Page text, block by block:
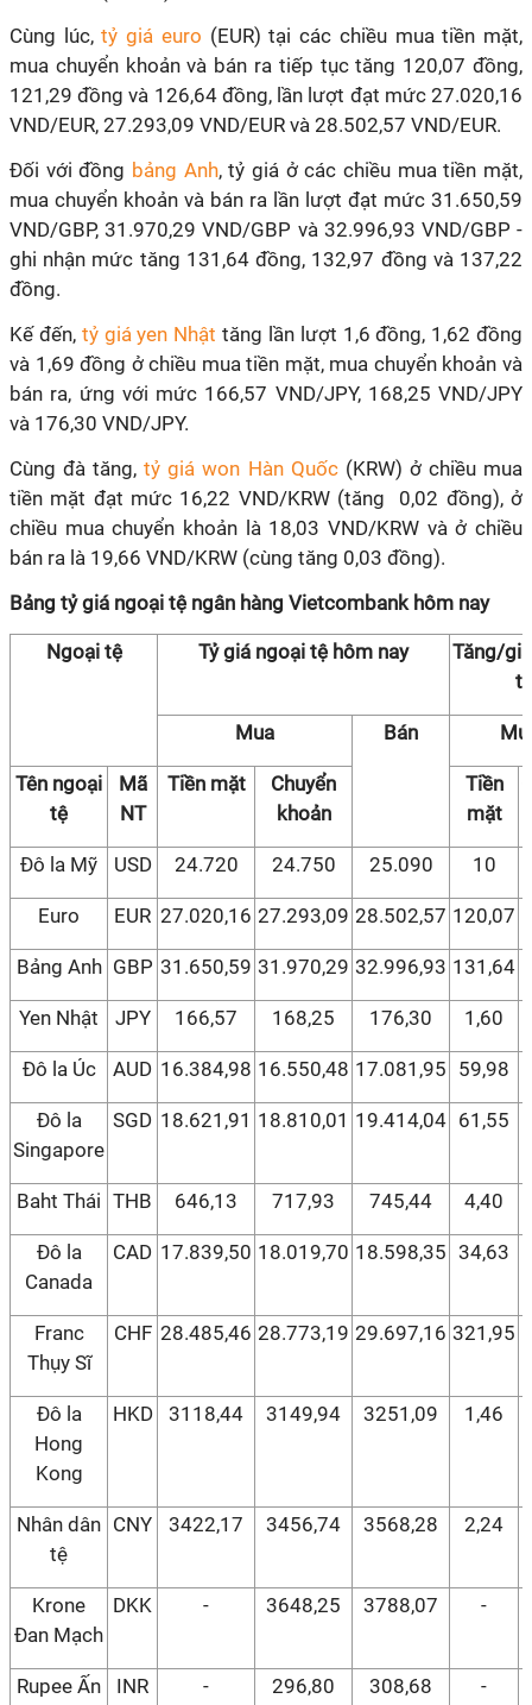
Cùng lúc,tỷ giá euro (EUR) tại các chiều mua tiền mặt,
mua chuyển khoản và bán ra tiếp tục tăng 120,07 đồng,
121,29 đồng và 126,64 đồng, lần lượt đạt mức 27.020,16
VND/EUR, 27.293,09 VND/EUR và 28.502,57 VND/EUR.
Đối với đồng bảng Anh, tỷ giá ở các chiều mua tiền mặt,
mua chuyển khoản và bán ra lần lượt đạt mức 31.650,59
VND/GBP, 31.970,29 VND/GBP và 32.996,93 VND/GBP -
ghi nhận mức tăng 131,64 đồng, 132,97 đồng và 137,22
đồng.
Kế đến, tỷ giá yen Nhật tăng lần lượt 1,6 đồng, 1,62 đồng
và 1,69 đồng ở chiều mua tiền mặt, mua chuyển khoản và
bán ra, ứng với mức 166,57 VND/JPY, 168,25 VND/JPY
và 176,30 VND/JPY.
Cùng đà tăng,tỷ giá won Hàn Quốc(KRW) ở chiều mua
tiền mặt đạt mức 16,22 VND/KRW (tăng 0,02 đồng), ở
chiều mua chuyển khoản là 18,03 VND/KRW và ở chiều
bán ra là 19,66 VND/KRW (cùng tăng 0,03 đồng).
Bảng tỷ giá ngoại tệ ngân hàng Vietcombank hôm nay
Ngoại tệ Tỷ giá ngoại tệ hôm nay
Tăng/
Mua Bán
Tên ngoại
tệ
Mã
NT
Tiền mặt
Chuyển
khoản
Tiền
mặt
Đô la Mỹ USD 24.720 24.750 25.090 10
Euro EUR 27.020,16 27.293,09 28.502,57 120,07
Bảng Anh GBP 31.650,59 31.970,29 32.996,93 131,64
Yen Nhật JPY 166,57 168,25 176,30 1,60
Đô la Úc AUD 16.384,98 16.550,48 17.081,95 59,98
Đô la
Singapore
SGD 18.621,91 18.810,01 19.414,04 61,55
Baht Thái THB 646,13 717,93 745,44 4,40
Đô la
Canada
CAD 17.839,50 18.019,70 18.598,35 34,63
Franc
Thụy Sĩ
CHF 28.485,46 28.773,19 29.697,16 321,95
Đô la
Hong
Kong
HKD 3118,44 3149,94 3251,09 1,46
Nhân dân
tệ
CNY 3422,17 3456,74 3568,28 2,24
Krone
Đan Mạch
DKK - 3648,25 3788,07 -
Rupee Ấn
INR - 296,80 308,68 -